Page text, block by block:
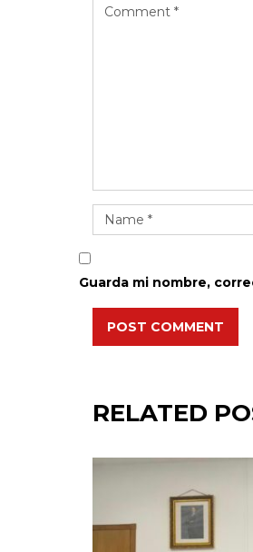
Guarda mi nombre,
POST COMMENT
RELATED